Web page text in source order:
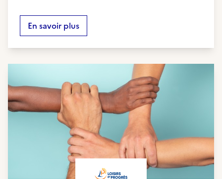
En savoir plus